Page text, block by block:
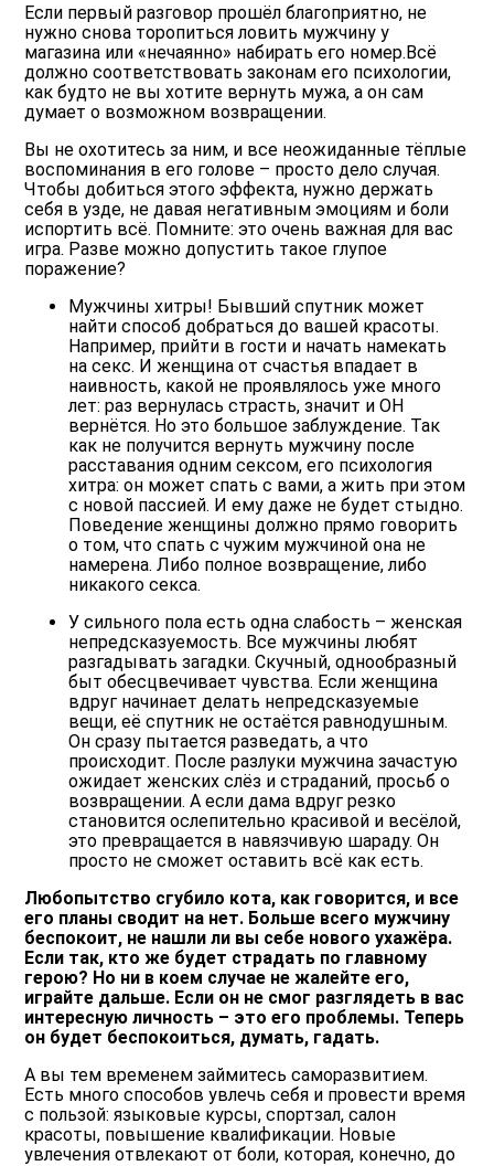
Если первый разговор прошёл благоприятно, не
нужно снова торопиться ловить мужчину у
магазина или «нечаянно» набирать его номер.Всё
должно соответствовать законам его психологии,
как будто не вы хотите вернуть мужа, а он сам
думает о возможном возвращении.
Вы не охотитесь за ним, и все неожиданные тёплые
воспоминания в его голове – просто дело случая.
Чтобы добиться этого эффекта, нужно держать
себя в узде, не давая негативным эмоциям и боли
испортить всё. Помните: это очень важная для вас
игра. Разве можно допустить такое глупое
поражение?
Мужчины хитры! Бывший спутник может
найти способ добраться до вашей красоты.
Например, прийти в гости и начать намекать
на секс. И женщина от счастья впадает в
наивность, какой не проявлялось уже много
лет: раз вернулась страсть, значит и ОН
вернётся. Но это большое заблуждение. Так
как не получится вернуть мужчину после
расставания одним сексом, его психология
хитра: он может спать с вами, а жить при этом
с новой пассией. И ему даже не будет стыдно.
Поведение женщины должно прямо говорить
о том, что спать с чужим мужчиной она не
намерена. Либо полное возвращение, либо
никакого секса.
У сильного пола есть одна слабость – женская
непредсказуемость. Все мужчины любят
разгадывать загадки. Скучный, однообразный
быт обесцвечивает чувства. Если женщина
вдруг начинает делать непредсказуемые
вещи, её спутник не остаётся равнодушным.
Он сразу пытается разведать, а что
происходит. После разлуки мужчина зачастую
ожидает женских слёз и страданий, просьб о
возвращении. А если дама вдруг резко
становится ослепительно красивой и весёлой,
это превращается в навязчивую шараду. Он
просто не сможет оставить всё как есть.
Любопытство сгубило кота, как говорится, и все
его планы сводит на нет. Больше всего мужчину
беспокоит, не нашли ли вы себе нового ухажёра.
Если так, кто же будет страдать по главному
герою? Но ни в коем случае не жалейте его,
играйте дальше. Если он не смог разглядеть в вас
интересную личность – это его проблемы. Теперь
он будет беспокоиться, думать, гадать.
А вы тем временем займитесь саморазвитием.
Есть много способов увлечь себя и провести время
с пользой: языковые курсы, спортзал, салон
красоты, повышение квалификации. Новые
увлечения отвлекают от боли, которая, конечно, до